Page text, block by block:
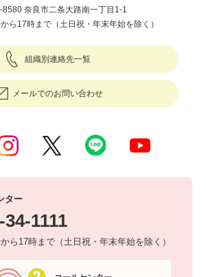
8580 奈良市二条大路南一丁目1-1
ら17時まで（土日祝・年末年始を除く）
組織別連絡先一覧
メールでのお問い合わせ
ター
34-1111
ら17時まで（土日祝・年末年始を除く）